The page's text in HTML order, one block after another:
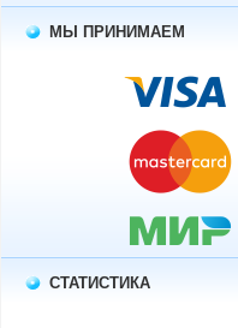
МЫ ПРИНИМАЕМ
СТАТИСТИКА